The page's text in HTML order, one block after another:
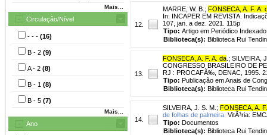
Mais...
Circulação/Nível
- - - (16)
B - 2 (9)
A - 2 (8)
B - 1 (8)
B - 5 (7)
Mais...
Ano
12.
MARRE, W. B. ; FONSECA, A. F. A.
In: INCAPER EM REVISTA.
107, jan. a dez. 2021. 115p
Tipo: Artigo em Periódico Indexado
Biblioteca(s): Biblioteca Rui
13.
FONSECA, A. F. A. da ; SILVEIRA,
CONGRESSO BRASILEIRO DE
RJ : PROCAFÃ‰, DENAC, 1995.
Tipo: Publicação em Anais de
Biblioteca(s): Biblioteca Rui
14.
SILVEIRA, J. S. M. ; FONSECA, A.
de folhas de palmeira. VitÃ³ria:
Tipo: Documentos
Biblioteca(s): Biblioteca Rui